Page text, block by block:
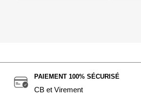
PAIEMENT 100% SÉCURISÉ
CB et Virement